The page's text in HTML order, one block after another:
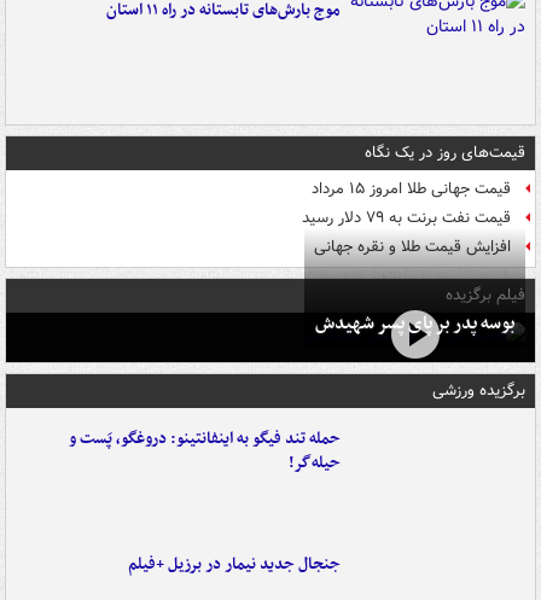
موج بارش‌های تابستانه در راه ۱۱ استان
قیمت‌های روز در یک نگاه
قیمت جهانی طلا امروز ۱۵ مرداد
قیمت نفت برنت به ۷۹ دلار رسید
افزایش قیمت طلا و نقره جهانی
فیلم برگزیده
بوسه‌ پدر بر پای پسر شهیدش
برگزیده ورزشی
حمله تند فیگو به اینفانتینو: دروغگو، پَست‌ و
حیله‌گر!
جنجال جدید نیمار در برزیل +فیلم